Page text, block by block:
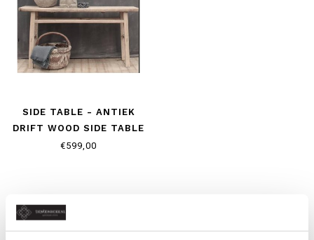
SIDE TABLE - ANTIEK
DRIFT WOOD SIDE TABLE
FRAAI DOORLEEFD HOUT
€599,00